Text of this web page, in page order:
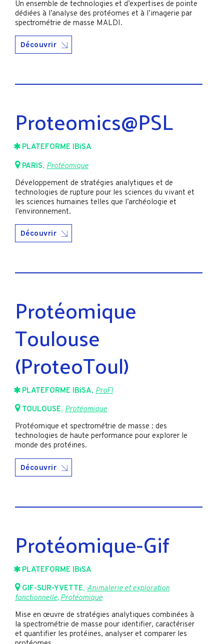
Un ensemble de technologies et d’expertises de pointe
dédiées à l’analyse des protéomes et à l’imagerie par
spectrométrie de masse MALDI.
Découvrir
Proteomics@PSL
PLATEFORME IBiSA
PARIS, Protéomique
Développement de stratégies analytiques et de
technologies de rupture pour les sciences du vivant et
les sciences humaines telles que l’archéologie et
l’environnement.
Découvrir
Protéomique
Toulouse
(ProteoToul)
PLATEFORME IBiSA, ProFI
TOULOUSE, Protéomique
Protéomique et spectrométrie de masse : des
technologies de haute performance pour explorer le
monde des protéines.
Découvrir
Protéomique-Gif
PLATEFORME IBiSA
GIF-SUR-YVETTE, Animalerie et exploration
fonctionnelle,Protéomique
Mise en œuvre de stratégies analytiques combinées à
la spectrométrie de masse pour identifier, caractériser
et quantifier les protéines, analyser et comparer les